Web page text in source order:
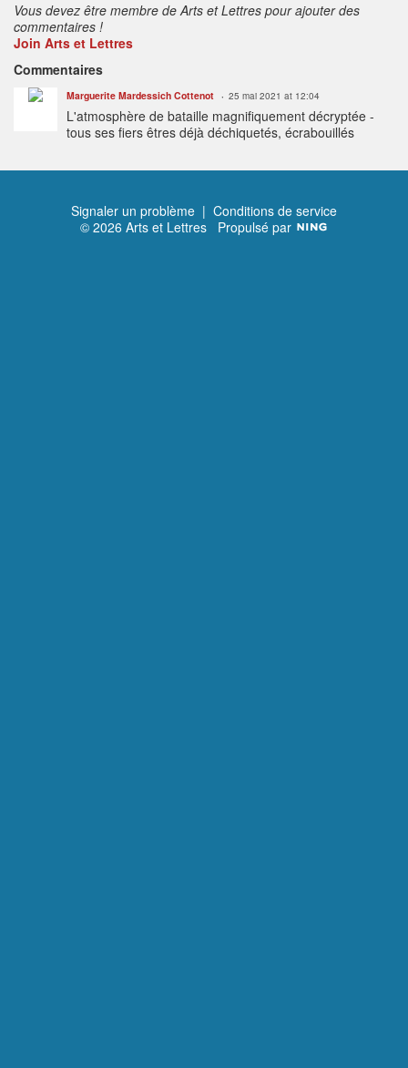
Vous devez être membre de Arts et Lettres pour ajouter des
commentaires !
Join Arts et Lettres
Commentaires
Marguerite Mardessich Cottenot 25 mai 2021 at 12:04
L'atmosphère de bataille magnifiquement décryptée -
tous ses fiers êtres déjà déchiquetés, écrabouillés
Signaler un problème | Conditions de service
© 2026 Arts et Lettres Propulsé par